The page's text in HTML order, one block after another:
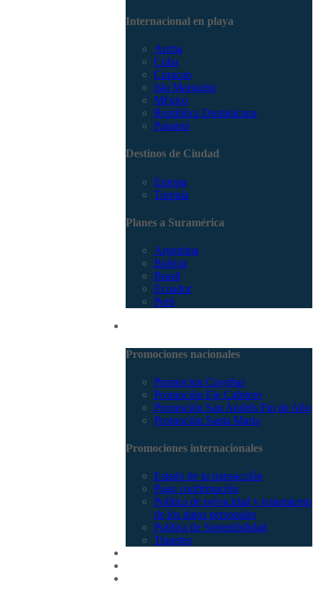
Internacional en playa
Aruba
Cuba
Curacao
Isla Margarita
México
República Dominicana
Panamá
Destinos de Ciudad
Europa
Turquía
Planes a Suramérica
Argentina
Bolivia
Brasil
Ecuador
Perú
Promociones nacionales
Promocion Coveñas
Promoción Eje Cafetero
Promoción San Andrés Fin de Año
Promoción Santa Marta
Promociones internacionales
Estado de tu transacción
Pago confirmación
Política de privacidad y tratamiento
de los datos personales
Política de Sostenibilidad
Tiquetes